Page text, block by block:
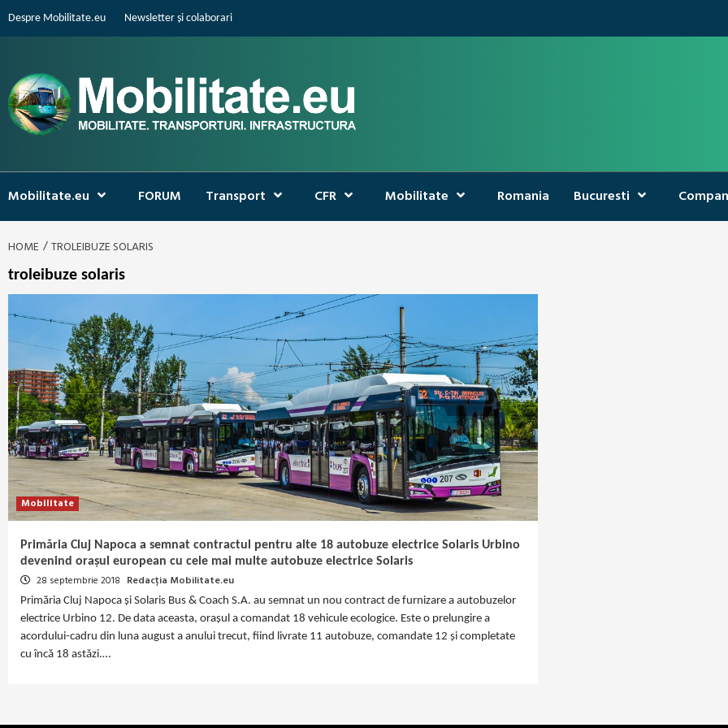
Despre Mobilitate.eu Newsletter și colaborari
Mobilitate.eu FORUM Transport CFR Mobilitate Romania Bucuresti
HOME TROLEIBUZE SOLARIS
troleibuze solaris
Mobilitate
Primăria Cluj Napoca a semnat contractul pentru alte 18 autobuze electrice Solaris Urbino
devenind orașul european cu cele mai multe autobuze electrice Solaris
28 septembrie 2018 Redacția Mobilitate.eu
Primăria Cluj Napoca și Solaris Bus & Coach S.A. au semnat un nou contract de furnizare a autobuzelor
electrice Urbino 12. De data aceasta, orașul a comandat 18 vehicule ecologice. Este o prelungire a
acordului-cadru din luna august a anului trecut, fiind livrate 11 autobuze, comandate 12 și completate
cu încă 18 astăzi.…